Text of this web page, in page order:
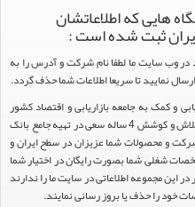
هایی که اطلاعاتشان
ثبت شده است :
وب سایت ما لطفا نام شرکت و آدرس را به
ارسال نمایید تا سریعا اطلاعات شما حذف گردد.
و کمک به جامعه بازاریابی و اقتصاد کشور
عزیزمان این وب سایت را راه اندازی نموده و با تلاش و کوشش 4 ساله سعی در تهیه جامع بانک
و محصولات شما عزیزان در سطح ایران و
شغلی شما بصورت رایگان در اختیار شما
این مجموعه اطلاعاتی در سایت ما را ندارند
خود را حذف یا بروز رسانی نمایند.